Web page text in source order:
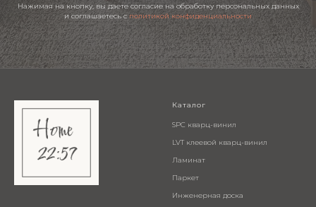
Нажимая на кнопку, вы даете согласие на обработку персональных данных
и соглашаетесь c политикой конфиденциальности
Каталог
SPC кварц-винил
LVT клеевой кварц-винил
Ламинат
Паркет
Инженерная доска